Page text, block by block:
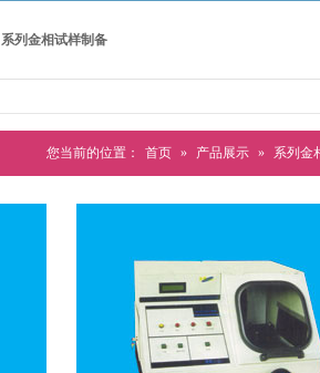
系列金相试样制备
您当前的位置： 首页 » 产品展示 » 系列金